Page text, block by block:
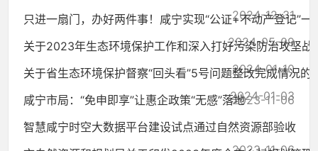
2024-12-31
只进一扇门，办好两件事！咸宁实现“公证+不动产登记”一
2024-05-09
关于2023年生态环境保护工作和深入打好污染防治攻坚战
2024-01-10
关于省生态环境保护督察“回头看”5号问题整改完成情况的
2024-01-03
咸宁市局：“免申即享”让惠企政策“无感”落地2023-11-06
智慧咸宁时空大数据平台建设试点通过自然资源部验收